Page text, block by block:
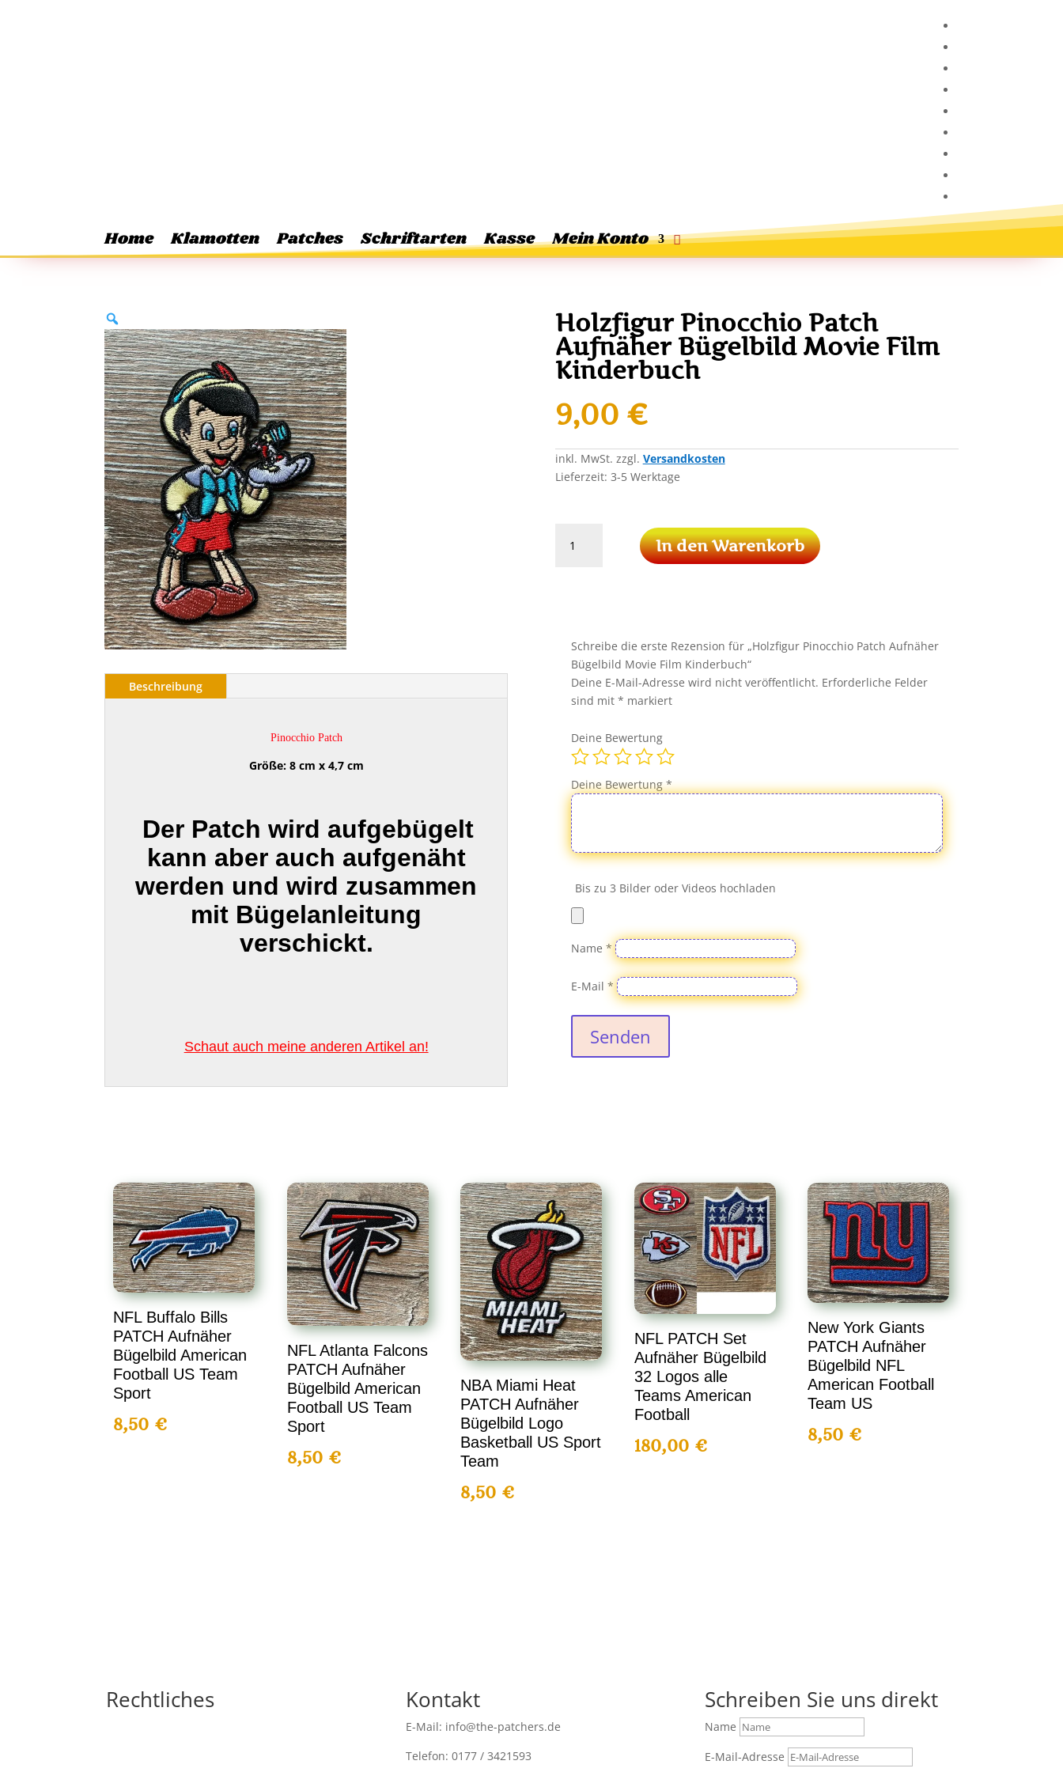
Home Klamotten Patches Schriftarten Kasse Mein Konto
Beschreibung
Pinocchio Patch
Größe: 8 cm x 4,7 cm
Der Patch wird aufgebügelt
kann aber auch aufgenäht
werden und wird zusammen
mit Bügelanleitung
verschickt.
Schaut auch meine anderen Artikel an!
Holzfigur Pinocchio Patch
Aufnäher Bügelbild Movie Film
Kinderbuch
9,00 €
inkl. MwSt. zzgl. Versandkosten
Lieferzeit: 3-5 Werktage
Pinocchio
Film
Kinderbuch
Menge
In den Warenkorb
Schreibe die erste Rezension für „Holzfigur Pinocchio Patch Aufnäher
Bügelbild Movie Film Kinderbuch“
Deine E-Mail-Adresse wird nicht veröffentlicht. Erforderliche Felder
sind mit* markiert
Deine Bewertung
Deine Bewertung*
Bis zu 3 Bilder oder Videos hochladen
Name*
E-Mail*
Senden
NFL Buffalo Bills
PATCH Aufnäher
Bügelbild American
Football US Team
Sport
8,50 €
NFL Atlanta Falcons
PATCH Aufnäher
Bügelbild American
Football US Team
Sport
8,50 €
NBA Miami Heat
PATCH Aufnäher
Bügelbild Logo
Basketball US Sport
Team
8,50€
NFL PATCH Set
Aufnäher Bügelbild
32 Logos alle
Teams American
Football
180,00 €
New York Giants
PATCH Aufnäher
Bügelbild NFL
American Football
Team US
8,50€
Rechtliches Kontakt
E-Mail: info@the-patchers.de
Telefon: 0177 / 3421593
Schreiben Sie uns direkt
Name
E-Mail-Adresse